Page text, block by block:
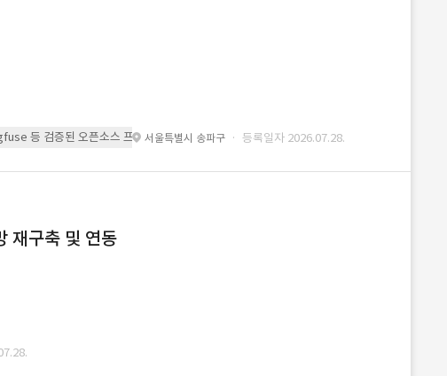
등 검증된 오픈소스 프레임워크를 기반으로 시스템을 구축
서울특별시 송파구 · 등록일자 2026.07.28.
재구축 및 연동